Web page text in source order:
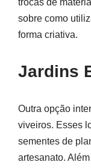
trocas de
sobre como
forma criativa.
Jardins
Outra opção
viveiros. Esses
sementes de
artesanato.